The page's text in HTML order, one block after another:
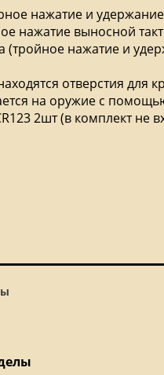
нажатие и
нажатие выносной
(тройное нажатие и
отверстия для
на оружие с
2шт (в комплект не